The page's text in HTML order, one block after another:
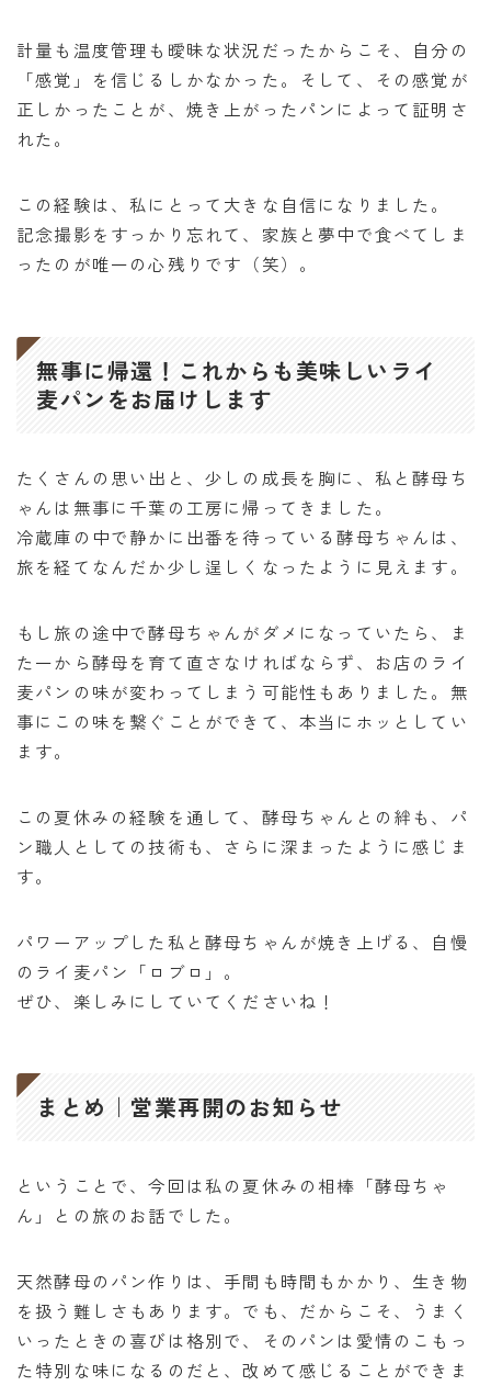
計量も温度管理も曖昧な状況だったからこそ、自分の
「感覚」を信じるしかなかった。そして、その感覚が
正しかったことが、焼き上がったパンによって証明さ
れた。
この経験は、私にとって大きな自信になりました。
記念撮影をすっかり忘れて、家族と夢中で食べてしま
ったのが唯一の心残りです（笑）。
無事に帰還！これからも美味しいライ
麦パンをお届けします
たくさんの思い出と、少しの成長を胸に、私と酵母ち
ゃんは無事に千葉の工房に帰ってきました。
冷蔵庫の中で静かに出番を待っている酵母ちゃんは、
旅を経てなんだか少し逞しくなったように見えます。
もし旅の途中で酵母ちゃんがダメになっていたら、ま
た一から酵母を育て直さなければならず、お店のライ
麦パンの味が変わってしまう可能性もありました。無
事にこの味を繋ぐことができて、本当にホッとしてい
ます。
この夏休みの経験を通して、酵母ちゃんとの絆も、パ
ン職人としての技術も、さらに深まったように感じま
す。
パワーアップした私と酵母ちゃんが焼き上げる、自慢
のライ麦パン「ロブロ」。
ぜひ、楽しみにしていてくださいね！
まとめ｜営業再開のお知らせ
ということで、今回は私の夏休みの相棒「酵母ちゃ
ん」との旅のお話でした。
天然酵母のパン作りは、手間も時間もかかり、生き物
を扱う難しさもあります。でも、だからこそ、うまく
いったときの喜びは格別で、そのパンは愛情のこもっ
た特別な味になるのだと、改めて感じることができま